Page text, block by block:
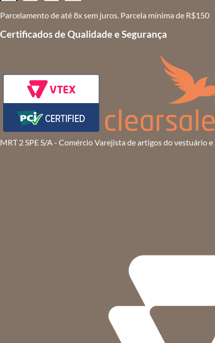
Parcelamento de até 8x sem juros. Parcela mínima de R$150
Certificados de Qualidade e Segurança
MRT 2 SPE S/A - Comércio Varejista de artigos do vestuário e